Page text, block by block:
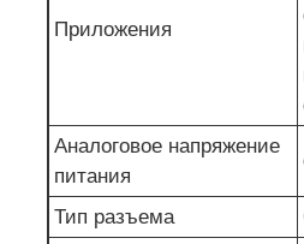
Фил -фишек управления
Приложения
Аналоговое напряжение
питания
Тип разъема